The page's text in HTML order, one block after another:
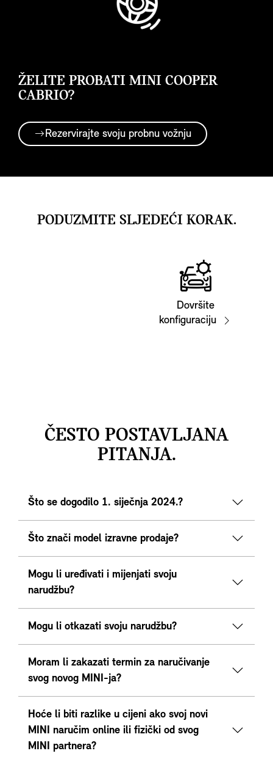
ŽELITE PROBATI MINI COOPER
CABRIO?
Rezervirajte svoju probnu vožnju
PODUZMITE SLJEDEĆI KORAK.
Dovršite
konfiguraciju
ČESTO POSTAVLJANA
PITANJA.
Što se dogodilo 1. siječnja 2024.?
Što znači model izravne prodaje?
Mogu li uređivati i mijenjati svoju
narudžbu?
Mogu li otkazati svoju narudžbu?
Moram li zakazati termin za naručivanje
svog novog MINI-ja?
Hoće li biti razlike u cijeni ako svoj novi
MINI naručim online ili fizički od svog
MINI partnera?